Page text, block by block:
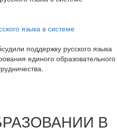
языка в системе
поддержку русского языка
единого образовательного
В